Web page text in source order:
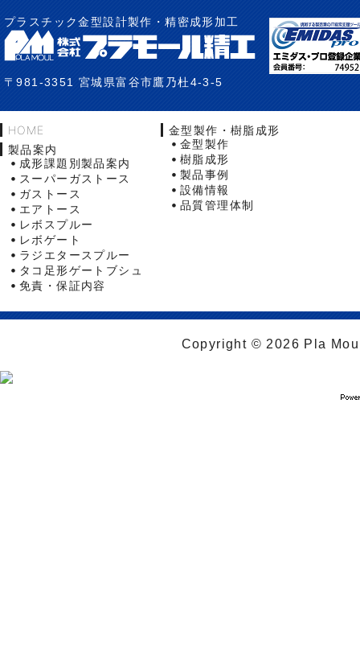
プラスチック金型設計製作・精密成形加工
〒981-3351 宮城県富谷市鷹乃杜4-3-5
HOME
製品案内
成形課題別製品案内
スーパーガストース
ガストース
エアトース
レボスプルー
レボゲート
ラジエタースプルー
タコ足形ゲートブシュ
免責・保証内容
金型製作・樹脂成形
金型製作
樹脂成形
製品事例
設備情報
品質管理体制
Copyright © 2026 Pla